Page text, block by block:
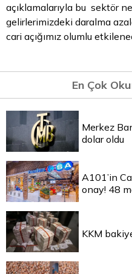
açıklamalarıyla bu sektör
gelirlerimizdeki daralma
cari açığımız olumlu
En Çok
Merkez
dolar oldu
A101’in
onay! 48
KKM